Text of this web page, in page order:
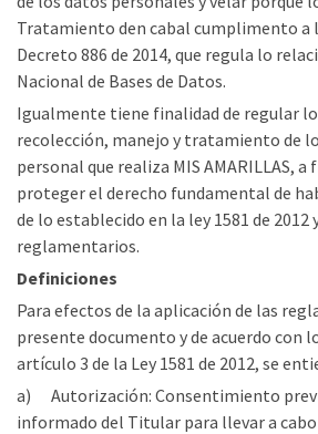
Tratamiento den cabal cumplimento a
Decreto 886 de 2014, que regula lo
Nacional de Bases de Datos.
Igualmente tiene finalidad de regular
recolección, manejo y tratamiento de
personal que realiza MIS AMARILLAS,
proteger el derecho fundamental de
de lo establecido en la ley 1581 de 2012
reglamentarios.
Definiciones
Para efectos de la aplicación de las
presente documento y de acuerdo con
artículo 3 de la Ley 1581 de 2012, se
a) Autorización: Consentimiento
informado del Titular para llevar a